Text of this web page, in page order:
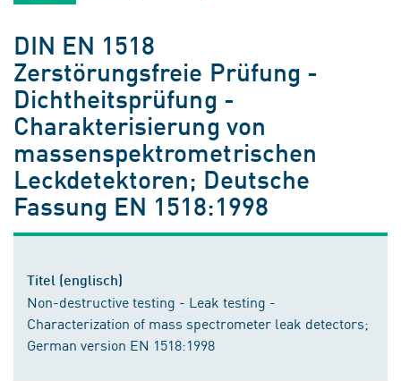
DIN EN 1518
Zerstörungsfreie Prüfung -
Dichtheitsprüfung -
Charakterisierung von
massenspektrometrischen
Leckdetektoren; Deutsche
Fassung EN 1518:1998
Titel (englisch)
Non-destructive testing - Leak testing -
Characterization of mass spectrometer leak detectors;
German version EN 1518:1998